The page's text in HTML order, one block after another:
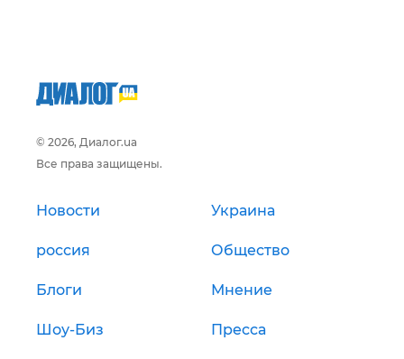
© 2026, Диалог.ua
Все права защищены.
Новости Украина
россия Общество
Блоги Мнение
Шоу-Биз Пресса